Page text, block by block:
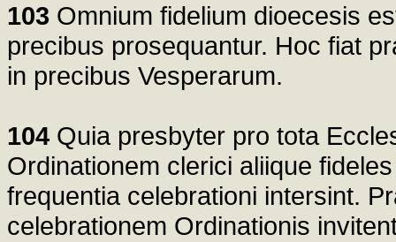
103 Omnium fidelium dioecesis
precibus prosequantur. Hoc fiat
in precibus Vesperarum.
104 Quia presbyter pro tota
Ordinationem clerici aliique
frequentia celebrationi intersint.
celebrationem Ordinationis